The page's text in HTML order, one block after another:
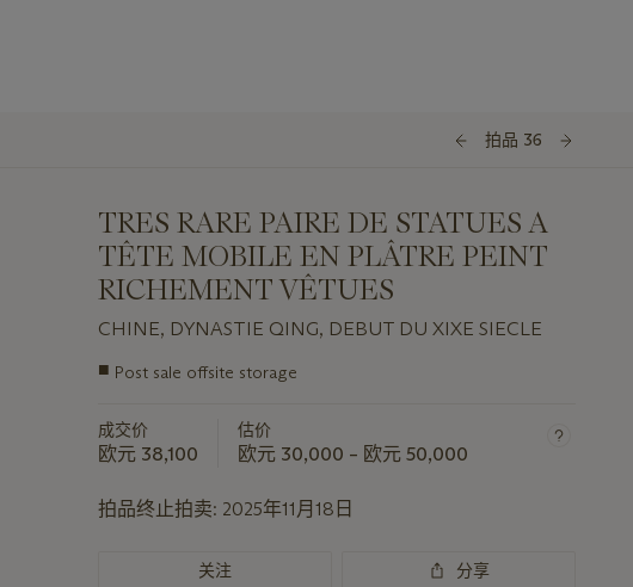
拍品 36
TRES RARE PAIRE DE STATUES A
TÊTE MOBILE EN PLÂTRE PEINT
RICHEMENT VÊTUES
CHINE, DYNASTIE QING, DEBUT DU XIXE SIECLE
关
此
拍
重
■ Post sale offsite storage
成交价
欧元 38,100
估价
欧元 30,000 – 欧元 50,000
拍品终止拍卖: 2025年11月18日
关注 分享